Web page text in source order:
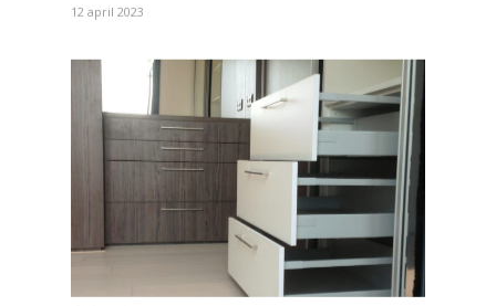
12 april 2023